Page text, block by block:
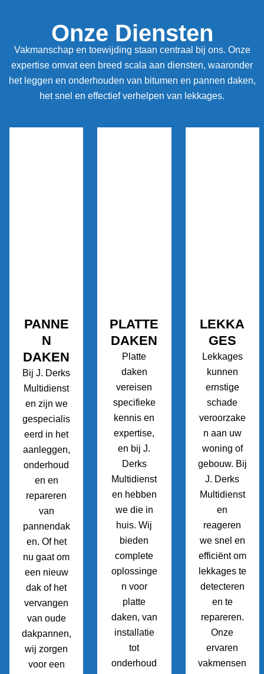
Onze Diensten
Vakmanschap en toewijding staan centraal bij ons. Onze
expertise omvat een breed scala aan diensten, waaronder
het leggen en onderhouden van bitumen en pannen daken,
het snel en effectief verhelpen van lekkages.
PANNE
N
DAKEN
Bij J. Derks
Multidienst
en zijn we
gespecialis
eerd in het
aanleggen,
onderhoud
en en
repareren
van
pannendak
en. Of het
nu gaat om
een nieuw
dak of het
vervangen
van oude
dakpannen,
wij zorgen
voor een
PLATTE
DAKEN
Platte
daken
vereisen
specifieke
kennis en
expertise,
en bij J.
Derks
Multidienst
en hebben
we die in
huis. Wij
bieden
complete
oplossinge
n voor
platte
daken, van
installatie
tot
onderhoud
LEKKA
GES
Lekkages
kunnen
ernstige
schade
veroorzake
n aan uw
woning of
gebouw. Bij
J. Derks
Multidienst
en
reageren
we snel en
efficiënt om
lekkages te
detecteren
en te
repareren.
Onze
ervaren
vakmensen